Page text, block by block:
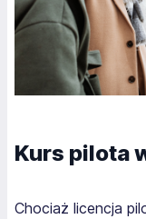
Kurs pilota
Chociaż licencja